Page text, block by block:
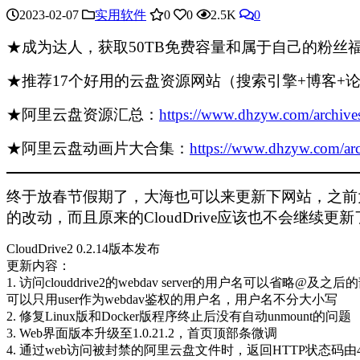
2023-02-07 实用软件 0 0 2.5K 0
★成为达人，获取50TB免费容量和属于自己的粉丝
★推荐17个好用的云盘资源网站（搜索引擎+博客+
★阿里云盘资源汇总： https://www.dhzyw.com/
★阿里云盘动画片大合集： https://www.dhzyw.com/
终于放春节假期了，大海也可以来更新下网站，之
的改动，而且原来的CloudDrive应该也不会继续更
CloudDrive2 0.2.14版本发布
更新内容：
1. 访问clouddrive2的webdav server的用户名可以省略@及之后
可以只用user作为webdav鉴权的用户名，用户名不分大小写
2. 修复Linux版和Docker版程序终止后没有自动unmount的问题
3. Web界面版本升级至1.0.21.2，首页顶部条微调
4. 通过web访问被封禁的阿里云盘文件时，返回HTTP状态码由